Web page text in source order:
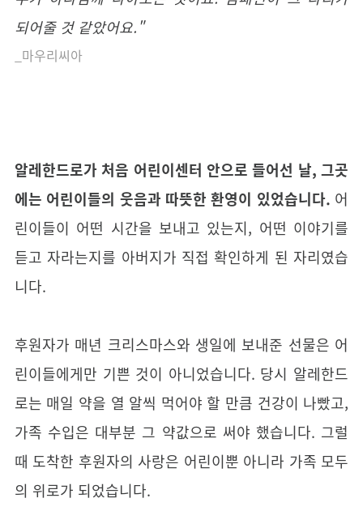
되어줄 것 같았어요."
_마우리씨아
알레한드로가 처음 어린이센터 안으로 들어선 날, 그곳
에는 어린이들의 웃음과 따뜻한 환영이 있었습니다. 어
린이들이 어떤 시간을 보내고 있는지, 어떤 이야기를
듣고 자라는지를 아버지가 직접 확인하게 된 자리였습
니다.
후원자가 매년 크리스마스와 생일에 보내준 선물은 어
린이들에게만 기쁜 것이 아니었습니다. 당시 알레한드
로는 매일 약을 열 알씩 먹어야 할 만큼 건강이 나빴고,
가족 수입은 대부분 그 약값으로 써야 했습니다. 그럴
때 도착한 후원자의 사랑은 어린이뿐 아니라 가족 모두
의 위로가 되었습니다.